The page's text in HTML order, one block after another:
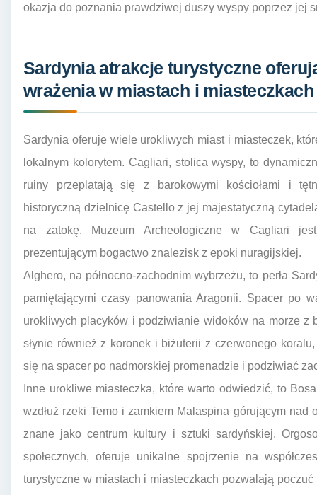
okazja do poznania prawdziwej duszy wyspy poprzez jej
Sardynia atrakcje turystyczne
wrażenia w miastach i miasteczkach
Sardynia oferuje wiele urokliwych miast i miasteczek,
lokalnym kolorytem. Cagliari, stolica wyspy, to
ruiny przeplatają się z barokowymi kościołami i
historyczną dzielnicę Castello z jej majestatyczną
na zatokę. Muzeum Archeologiczne w Cagliari
prezentującym bogactwo znalezisk z epoki nuragijskiej.
Alghero, na północno-zachodnim wybrzeżu, to perła
pamiętającymi czasy panowania Aragonii. Spacer po
urokliwych placyków i podziwianie widoków na morze z
słynie również z koronek i biżuterii z czerwonego
się na spacer po nadmorskiej promenadzie i podziwiać
Inne urokliwe miasteczka, które warto odwiedzić, to
wzdłuż rzeki Temo i zamkiem Malaspina górującym nad
znane jako centrum kultury i sztuki sardyńskiej.
społecznych, oferuje unikalne spojrzenie na
turystyczne w miastach i miasteczkach pozwalają